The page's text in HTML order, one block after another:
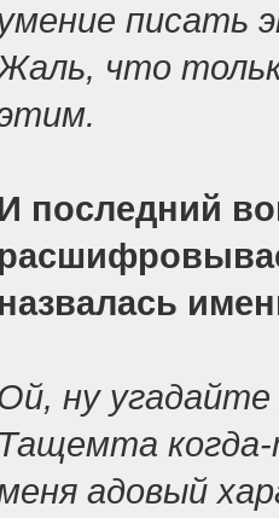
писать
что
И последний
назвалась
ну угадайте
Тащемта
адовый